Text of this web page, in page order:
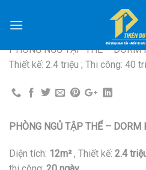
THIẾT KẾ NỘI THẤT CHUNG CƯ
PHÒNG NGỦ TẬP THỂ – DORM
Thiết kế: 2.4 triệu ; Thi công: 40
PHÒNG NGỦ TẬP THỂ – DORM
Diện tích: 12m², Thiết kế: 2.4